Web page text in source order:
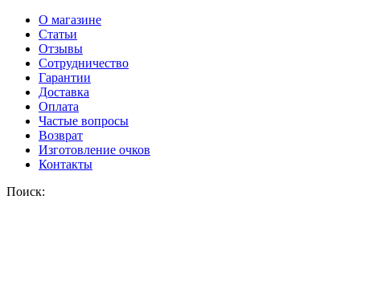
О магазине
Статьи
Отзывы
Сотрудничество
Гарантии
Доставка
Оплата
Частые вопросы
Возврат
Изготовление очков
Контакты
Поиск: